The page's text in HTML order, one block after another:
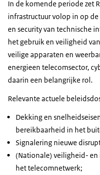
In de komende periode zet
infrastructuur volop in op
en security van technische
het gebruik en veiligheid
veilige apparaten en
energieen telecomsector,
daarin een belangrijke rol.
Relevante actuele
Dekking en
bereikbaarheid in het
Signalering nieuwe
(Nationale) veiligheid-
het telecomnetwerk;